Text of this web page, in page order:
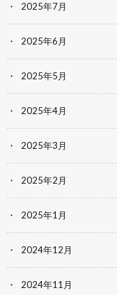
2025年7月
2025年6月
2025年5月
2025年4月
2025年3月
2025年2月
2025年1月
2024年12月
2024年11月